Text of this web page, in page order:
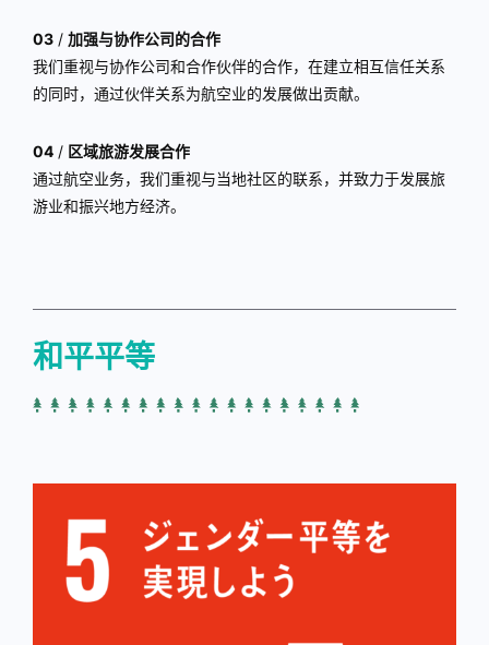
03 / 加强与协作公司的合作
我们重视与协作公司和合作伙伴的合作，在建立相互信任关系
的同时，通过伙伴关系为航空业的发展做出贡献。
04 / 区域旅游发展合作
通过航空业务，我们重视与当地社区的联系，并致力于发展旅
游业和振兴地方经济。
和平平等